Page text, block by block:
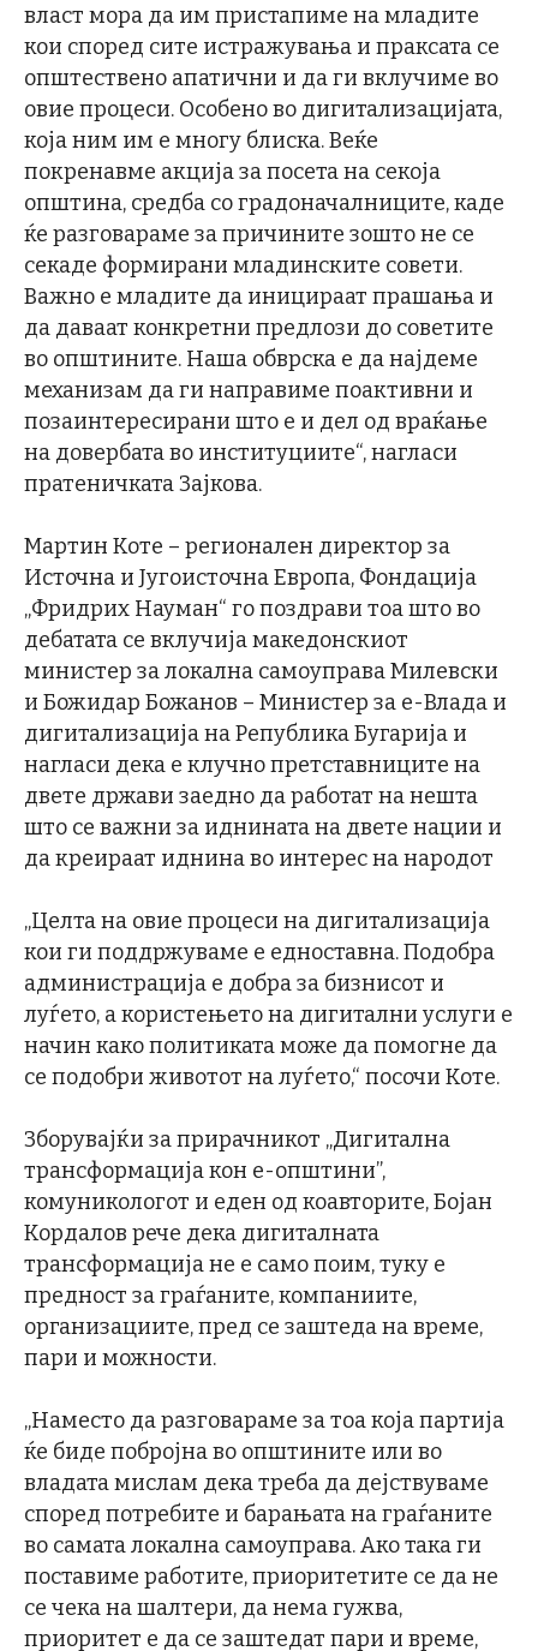
власт мора да им пристапиме на младите
кои според сите истражувања и праксата се
општествено апатични и да ги вклучиме во
овие процеси. Особено во дигитализацијата,
која ним им е многу блиска. Веќе
покренавме акција за посета на секоја
општина, средба со градоначалниците, каде
ќе разговараме за причините зошто не се
секаде формирани младинските совети.
Важно е младите да иницираат прашања и
да даваат конкретни предлози до советите
во општините. Наша обврска е да најдеме
механизам да ги направиме поактивни и
позаинтересирани што е и дел од враќање
на довербата во институциите“, нагласи
пратеничката Зајкова.
Мартин Коте – регионален директор за
Источна и Југоисточна Европа, Фондација
„Фридрих Науман“ го поздрави тоа што во
дебатата се вклучија македонскиот
министер за локална самоуправа Милевски
и Божидар Божанов – Министер за е-Влада и
дигитализација на Република Бугарија и
нагласи дека е клучно претставниците на
двете држави заедно да работат на нешта
што се важни за иднината на двете нации и
да креираат иднина во интерес на народот
„Целта на овие процеси на дигитализација
кои ги поддржуваме е едноставна. Подобра
администрација е добра за бизнисот и
луѓето, а користењето на дигитални услуги е
начин како политиката може да помогне да
се подобри животот на луѓето,“ посочи Коте.
Зборувајќи за прирачникот „Дигитална
трансформација кон е-општини”,
комуникологот и еден од коавторите, Бојан
Кордалов рече дека дигиталната
трансформација не е само поим, туку е
предност за граѓаните, компаниите,
организациите, пред се заштеда на време,
пари и можности.
„Наместо да разговараме за тоа која партија
ќе биде побројна во општините или во
владата мислам дека треба да дејствуваме
според потребите и барањата на граѓаните
во самата локална самоуправа. Ако така ги
поставиме работите, приоритетите се да не
се чека на шалтери, да нема гужва,
приоритет е да се заштедат пари и време,